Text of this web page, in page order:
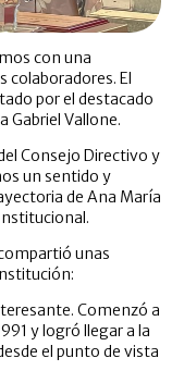
con una
colaboradores. El
por el destacado
Gabriel Vallone.
Consejo Directivo y
un sentido y
de Ana María
unas
Comenzó a
y logró llegar a la
el punto de vista